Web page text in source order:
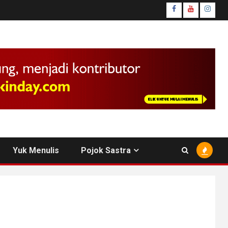
facebook
youtube
Yuk Menulis Pojok Sastra